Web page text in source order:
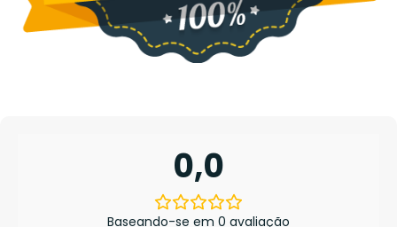
0,0
Baseando-se em 0 avaliação